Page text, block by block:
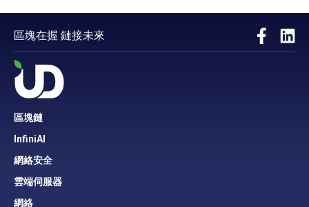
區塊在握 鏈接未來
區塊鏈
InfiniAI
網絡安全
雲端伺服器
網絡